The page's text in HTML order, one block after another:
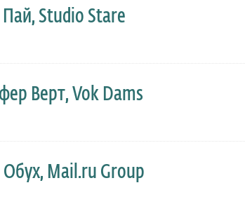
Studio Stare
Верт, Vok Dams
Обух, Mail.ru Group